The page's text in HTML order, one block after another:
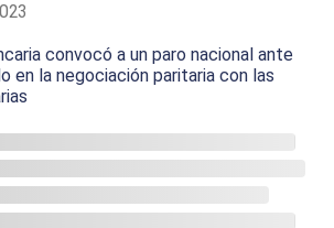
convocó a un paro nacional ante
en la negociación paritaria con las